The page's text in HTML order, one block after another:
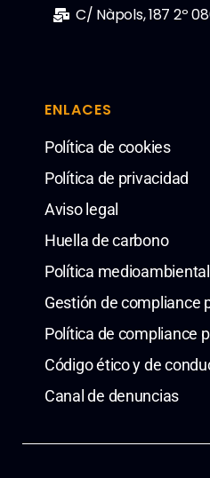
C/ Nàpols, 187 2º
ENLACES
Política de cookies
Política de privacidad
Aviso legal
Huella de carbono
Política medioambiental
Gestión de compliance
Política de compliance
Código ético y de
Canal de denuncias